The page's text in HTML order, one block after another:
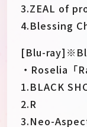
3.ZEAL of
4.Blessing
[Blu-
・Roselia「
1.BLACK
2.R
3.Neo-